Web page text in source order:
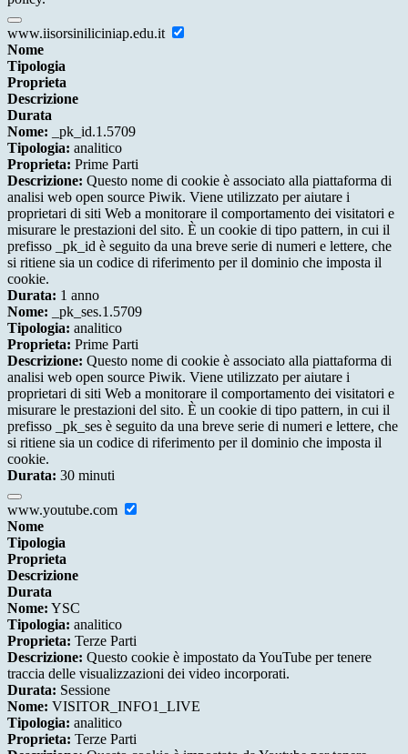
www.iisorsiniliciniap.edu.it
Nome
Tipologia
Proprieta
Descrizione
Durata
Nome: _pk_id.1.5709
Tipologia: analitico
Proprieta: Prime Parti
Descrizione: Questo nome di cookie è associato alla piattaforma di
analisi web open source Piwik. Viene utilizzato per aiutare i
proprietari di siti Web a monitorare il comportamento dei visitatori e
misurare le prestazioni del sito. È un cookie di tipo pattern, in cui il
prefisso _pk_id è seguito da una breve serie di numeri e lettere, che
si ritiene sia un codice di riferimento per il dominio che imposta il
cookie.
Durata: 1 anno
Nome: _pk_ses.1.5709
Tipologia: analitico
Proprieta: Prime Parti
Descrizione: Questo nome di cookie è associato alla piattaforma di
analisi web open source Piwik. Viene utilizzato per aiutare i
proprietari di siti Web a monitorare il comportamento dei visitatori e
misurare le prestazioni del sito. È un cookie di tipo pattern, in cui il
prefisso _pk_ses è seguito da una breve serie di numeri e lettere, che
si ritiene sia un codice di riferimento per il dominio che imposta il
cookie.
Durata: 30 minuti
www.youtube.com
Nome
Tipologia
Proprieta
Descrizione
Durata
Nome: YSC
Tipologia: analitico
Proprieta: Terze Parti
Descrizione: Questo cookie è impostato da YouTube per tenere
traccia delle visualizzazioni dei video incorporati.
Durata: Sessione
Nome: VISITOR_INFO1_LIVE
Tipologia: analitico
Proprieta: Terze Parti